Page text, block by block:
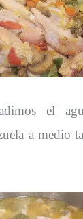
el
a medio